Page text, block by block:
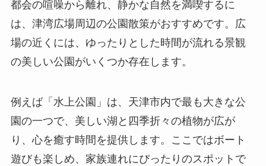
都会の喧噪から離れ、静かな自然を満喫するに
は、津湾広場周辺の公園散策がおすすめです。広
場の近くには、ゆったりとした時間が流れる景観
の美しい公園がいくつか存在します。
例えば「水上公園」は、天津市内で最も大きな公
園の一つで、美しい湖と四季折々の植物が広が
り、心を癒す時間を提供します。ここではボート
遊びも楽しめ、家族連れにぴったりのスポットで